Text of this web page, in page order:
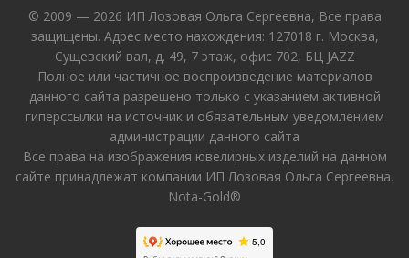
© 2009 — 2026 ИП Лозовая Ольга Сергеевна, Все права
защищены. Адрес место нахождения: 127018 г. Москва,
Сущевский вал, д. 49, 7 этаж, офис 702, БЦ JAZZ
Полное или частичное воспроизведение материалов
данного сайта разрешено только с указанием активной
гиперссылки на источник и обязательным уведомлением
администрации данного сайта
Все права на изображения ювелирных изделий на данном
сайте принадлежат компании ИП Лозовая Ольга Сергеевна.
Nota-Gold®